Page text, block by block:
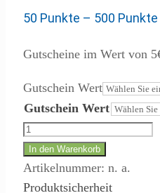
50 Punkte – 500 Punkte
Gutscheine im Wert von
Gutschein Wert
Gutschein Wert
Google
Play
Store
Gutschein
In den Warenkorb
Artikelnummer: n. a.
Produktsicherheit